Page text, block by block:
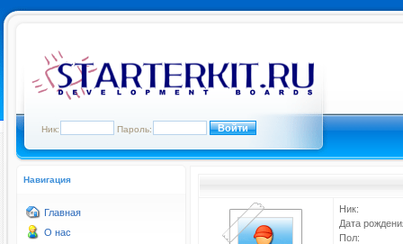
Ник: Пароль:
Навигация
Главная
О нас
Ник:
Дата
Пол: